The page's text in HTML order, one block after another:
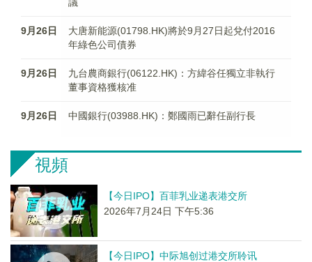
9月26日
大唐新能源(01798.HK)將於9月27日起兌付2016
年綠色公司債券
9月26日
九台農商銀行(06122.HK)：方緯谷任獨立非執行
董事資格獲核准
9月26日 中國銀行(03988.HK)：鄭國雨已辭任副行長
視頻
【今日IPO】百菲乳业递表港交所
2026年7月24日 下午5:36
【今日IPO】中际旭创过港交所聆讯